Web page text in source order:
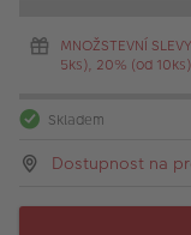
MNOŽSTEVNÍ
5ks), 20% (od 10ks)
Skladem
Dostupnost na